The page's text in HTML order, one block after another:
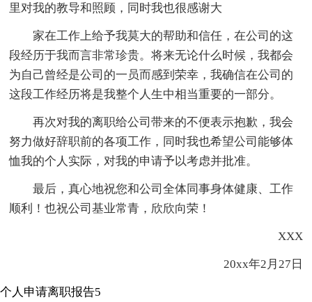
里对我的教导和照顾，同时我也很感谢大
家在工作上给予我莫大的帮助和信任，在公司的这
段经历于我而言非常珍贵。将来无论什么时候，我都会
为自己曾经是公司的一员而感到荣幸，我确信在公司的
这段工作经历将是我整个人生中相当重要的一部分。
再次对我的离职给公司带来的不便表示抱歉，我会
努力做好辞职前的各项工作，同时我也希望公司能够体
恤我的个人实际，对我的申请予以考虑并批准。
最后，真心地祝您和公司全体同事身体健康、工作
顺利！也祝公司基业常青，欣欣向荣！
XXX
20xx年2月27日
个人申请离职报告5